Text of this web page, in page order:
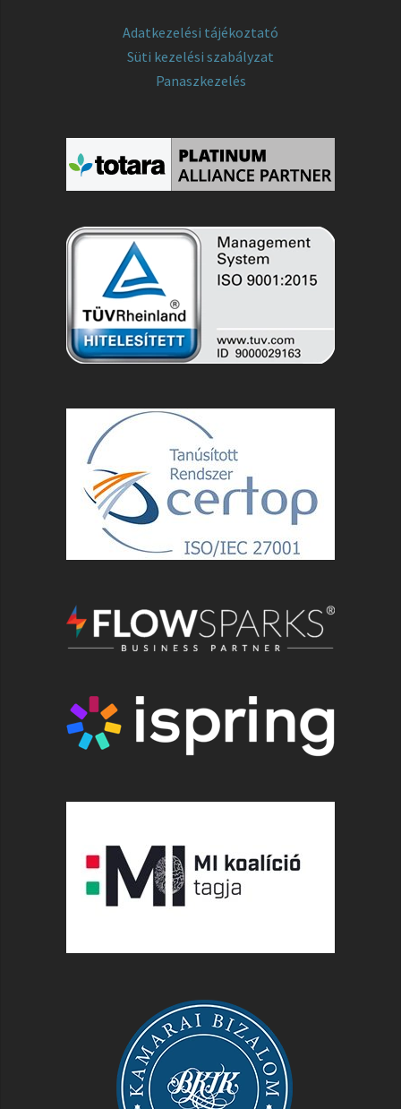
Adatkezelési tájékoztató
Süti kezelési szabályzat
Panaszkezelés